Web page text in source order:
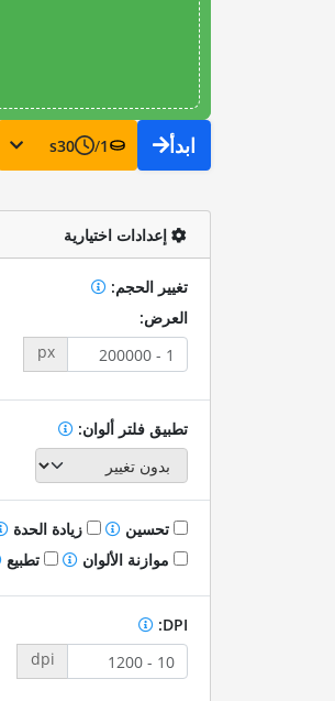
ابدأ 1
/
30
s
إعدادات اختيارية
تغيير الحجم:
العرض:
px
تطبيق فلتر ألوان:
تحسين زيادة الحدة
موازنة الألوان
تطبيع
DPI:
dpi